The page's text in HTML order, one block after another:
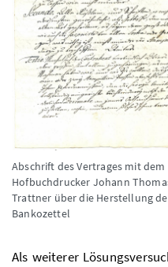
Abschrift des Vertrages mit dem
Hofbuchdrucker Johann
Trattner über die Herstellung
Bankozettel
Als weiterer